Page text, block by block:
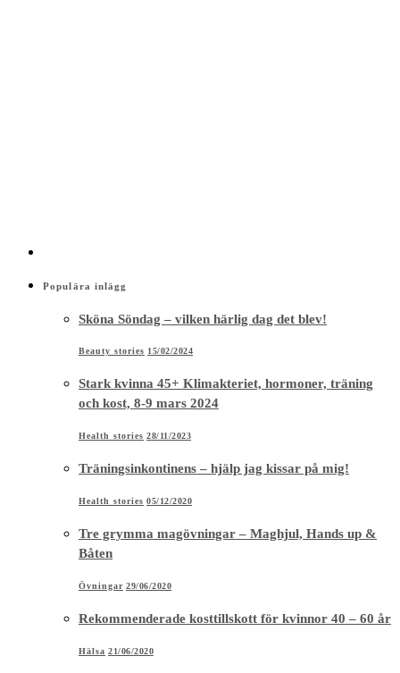
Populära inlägg
Sköna Söndag – vilken härlig dag det blev!
Beauty stories 15/02/2024
Stark kvinna 45+ Klimakteriet, hormoner, träning
och kost, 8-9 mars 2024
Health stories 28/11/2023
Träningsinkontinens – hjälp jag kissar på mig!
Health stories 05/12/2020
Tre grymma magövningar – Maghjul, Hands up &
Båten
Övningar 29/06/2020
Rekommenderade kosttillskott för kvinnor 40 – 60 år
Hälsa 21/06/2020